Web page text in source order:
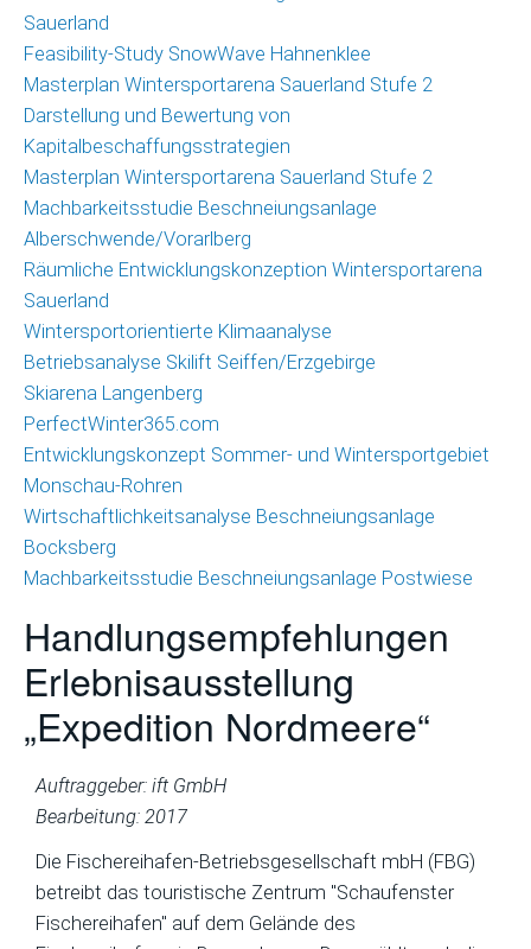
Sauerland
Feasibility-Study SnowWave Hahnenklee
Masterplan Wintersportarena Sauerland Stufe 2
Darstellung und Bewertung von
Kapitalbeschaffungsstrategien
Masterplan Wintersportarena Sauerland Stufe 2
Machbarkeitsstudie Beschneiungsanlage
Alberschwende/Vorarlberg
Räumliche Entwicklungskonzeption Wintersportarena
Sauerland
Wintersportorientierte Klimaanalyse
Betriebsanalyse Skilift Seiffen/Erzgebirge
Skiarena Langenberg
PerfectWinter365.com
Entwicklungskonzept Sommer- und Wintersportgebiet
Monschau-Rohren
Wirtschaftlichkeitsanalyse Beschneiungsanlage
Bocksberg
Machbarkeitsstudie Beschneiungsanlage Postwiese
Handlungsempfehlungen
Erlebnisausstellung
„Expedition Nordmeere“
Auftraggeber: ift GmbH
Bearbeitung: 2017
Die Fischereihafen-Betriebsgesellschaft mbH (FBG)
betreibt das touristische Zentrum "Schaufenster
Fischereihafen" auf dem Gelände des